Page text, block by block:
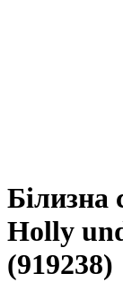
Білизна
Holly
(919238)